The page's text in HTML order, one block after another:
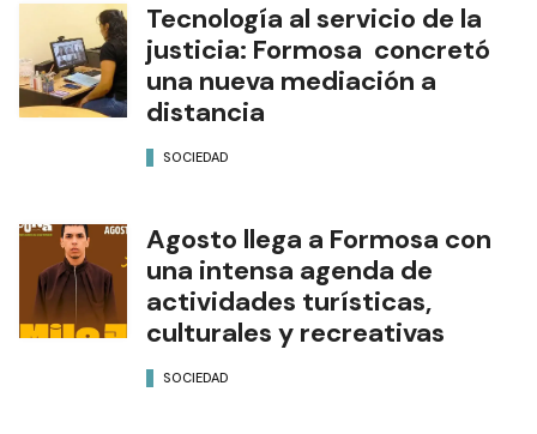
Tecnología al servicio de la
justicia: Formosa concretó
una nueva mediación a
distancia
SOCIEDAD
Agosto llega a Formosa con
una intensa agenda de
actividades turísticas,
culturales y recreativas
SOCIEDAD